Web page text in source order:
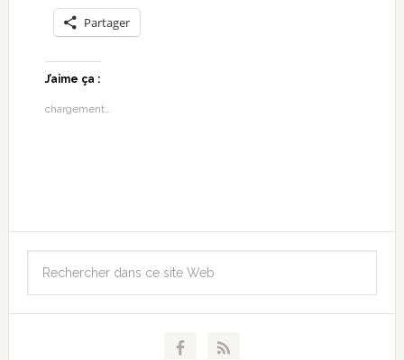
Partager
J’aime ça :
chargement…